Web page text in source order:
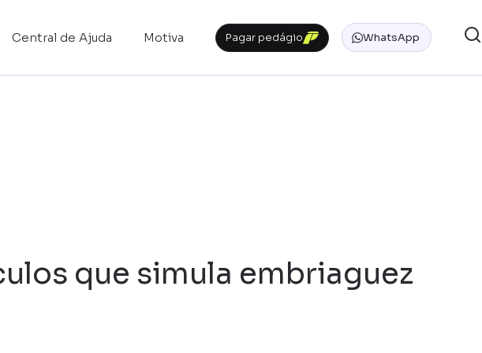
Central de Ajuda Motiva Pagar pedágio WhatsApp
que simula embriaguez